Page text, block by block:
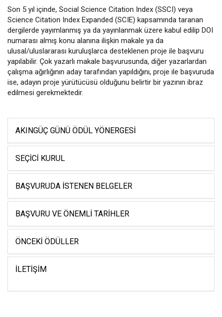
Son 5 yıl içinde, Social Science Citation Index (SSCI) veya
Science Citation Index Expanded (SCIE) kapsamında taranan
dergilerde yayımlanmış ya da yayınlanmak üzere kabul edilip DOI
numarası almış konu alanına ilişkin makale ya da
ulusal/uluslararası kuruluşlarca desteklenen proje ile başvuru
yapılabilir. Çok yazarlı makale başvurusunda, diğer yazarlardan
çalışma ağırlığının aday tarafından yapıldığını, proje ile başvuruda
ise, adayın proje yürütücüsü olduğunu belirtir bir yazının ibraz
edilmesi gerekmektedir.
AKINGÜÇ GÜNÜ ÖDÜL YÖNERGESI
SEÇICI KURUL
BAŞVURUDA İSTENEN BELGELER
BAŞVURU VE ÖNEMLI TARIHLER
ÖNCEKI ÖDÜLLER
İLETIŞIM